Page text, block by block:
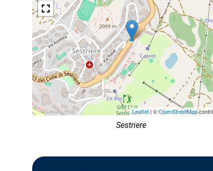
Leaflet| ©OpenStreetMap
Sestriere